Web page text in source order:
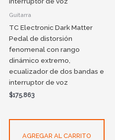
Guitarra
TC Electronic Dark Matter
Pedal de distorsión
fenomenal con rango
dinámico extremo,
ecualizador de dos bandas e
interruptor de voz
$175.863
AGREGAR AL CARRITO